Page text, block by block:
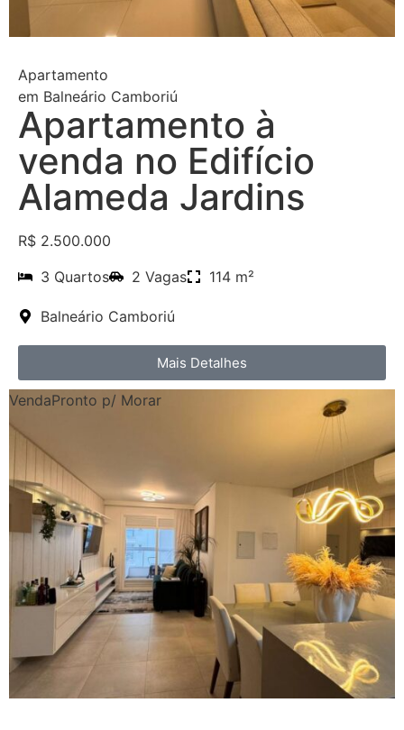
Apartamento
em Balneário Camboriú
Apartamento à
venda no Edifício
Alameda Jardins
R$ 2.500.000
3 Quartos
2 Vagas 114 m²
Balneário Camboriú
Mais Detalhes
VendaPronto p/ Morar